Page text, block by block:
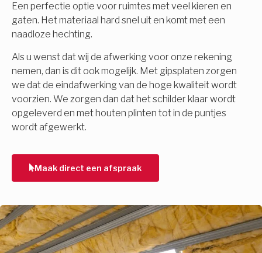
Een perfectie optie voor ruimtes met veel kieren en
gaten. Het materiaal hard snel uit en komt met een
naadloze hechting.
Als u wenst dat wij de afwerking voor onze rekening
nemen, dan is dit ook mogelijk. Met gipsplaten zorgen
we dat de eindafwerking van de hoge kwaliteit wordt
voorzien. We zorgen dan dat het schilder klaar wordt
opgeleverd en met houten plinten tot in de puntjes
wordt afgewerkt.
Maak direct een afspraak